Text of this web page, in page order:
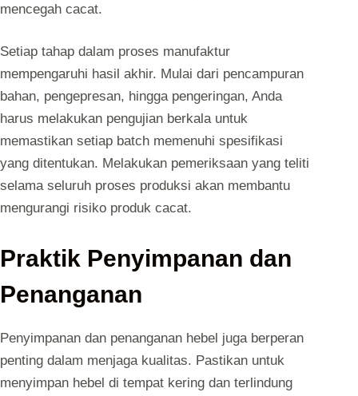
mencegah cacat.
Setiap tahap dalam proses manufaktur
mempengaruhi hasil akhir. Mulai dari pencampuran
bahan, pengepresan, hingga pengeringan, Anda
harus melakukan pengujian berkala untuk
memastikan setiap batch memenuhi spesifikasi
yang ditentukan. Melakukan pemeriksaan yang teliti
selama seluruh proses produksi akan membantu
mengurangi risiko produk cacat.
Praktik Penyimpanan dan
Penanganan
Penyimpanan dan penanganan hebel juga berperan
penting dalam menjaga kualitas. Pastikan untuk
menyimpan hebel di tempat kering dan terlindung